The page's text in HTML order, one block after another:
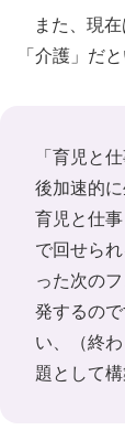
また、現在
「介護」だ
「育児と
後加速的
育児と仕
で回せら
った次の
発するの
い、（終
題として